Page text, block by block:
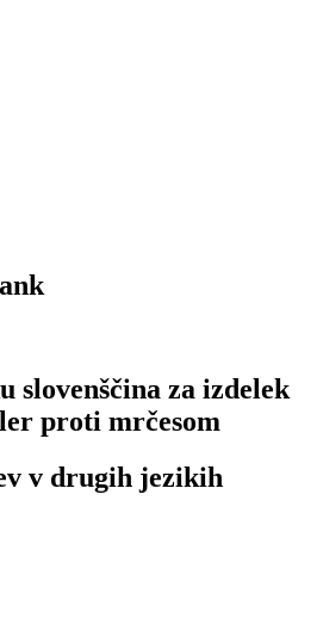
slovenščina za izdelek
proti mrčesom
v drugih jezikih